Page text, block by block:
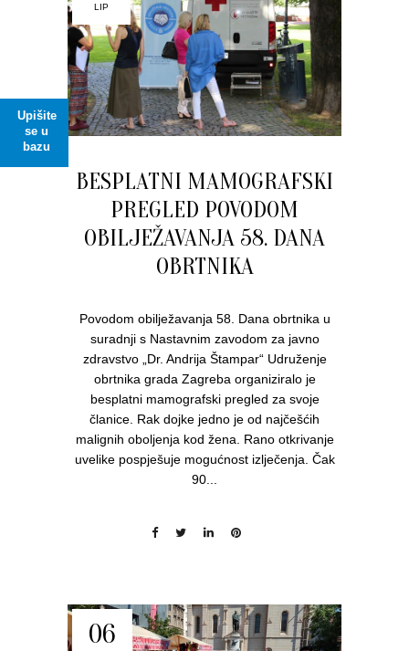
Upišite
se u
bazu
LIP
BESPLATNI MAMOGRAFSKI
PREGLED POVODOM
OBILJEŽAVANJA 58. DANA
OBRTNIKA
Povodom obilježavanja 58. Dana obrtnika u
suradnji s Nastavnim zavodom za javno
zdravstvo „Dr. Andrija Štampar“ Udruženje
obrtnika grada Zagreba organiziralo je
besplatni mamografski pregled za svoje
članice. Rak dojke jedno je od najčešćih
malignih oboljenja kod žena. Rano otkrivanje
uvelike pospješuje mogućnost izlječenja. Čak
90...
06